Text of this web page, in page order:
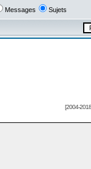
Messages Sujets
[2004-2018